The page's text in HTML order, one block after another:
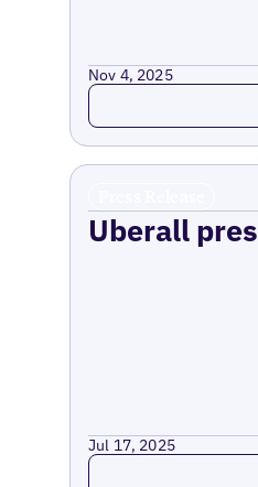
Nov 4, 2025
Read more
Uberall
Jul 17, 2025
Read more